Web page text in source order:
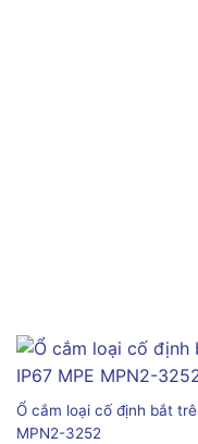
Ổ cắm loại cố định bắt
MPN2-3252